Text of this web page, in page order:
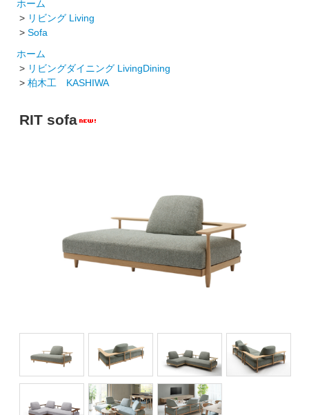
ホーム
> リビング Living
>Sofa
ホーム
> リビングダイニング LivingDining
>柏木工 KASHIWA
RIT sofa